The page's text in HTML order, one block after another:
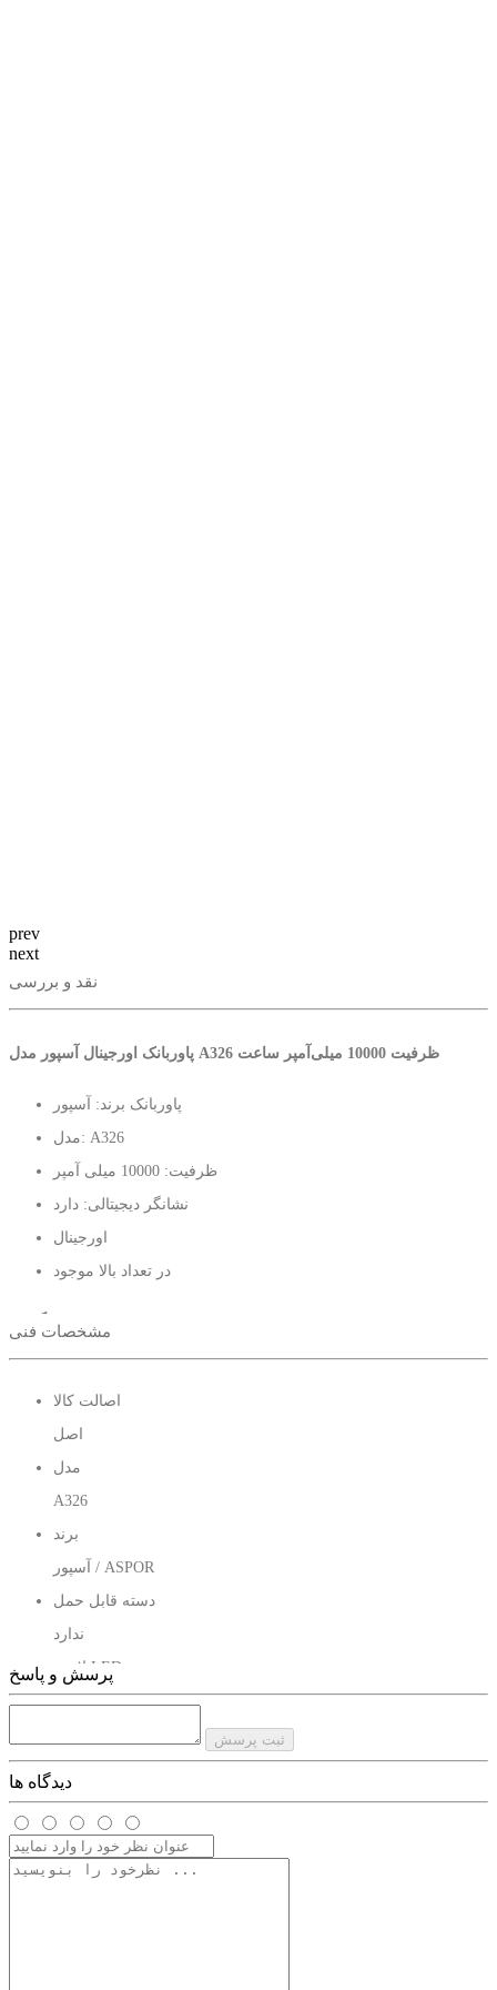
prev
next
نقد و بررسی
پاوربانک اورجینال آسپور مدل A326 ظرفیت 10000 میلی‌آمپر ساعت
پاوربانک برند: آسپور
مدل: A326
ظرفیت: 10000 میلی آمپر
نشانگر دیجیتالی: دارد
اورجینال
در تعداد بالا موجود
مشخصات فنی
اصالت کالا
اصل
مدل
A326
برند
آسپور / ASPOR
دسته قابل حمل
ندارد
لامپ LED
ظرفیت
10000 میلی‌آمپر
پرسش و پاسخ
ثبت پرسش
دیدگاه ها